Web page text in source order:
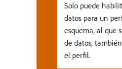
Solo puede
datos para un
esquema, al que
de datos,
el perfil.